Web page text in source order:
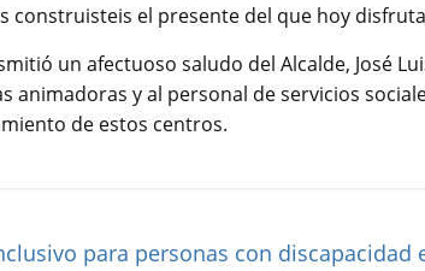
construisteis el presente del que hoy
un afectuoso saludo del Alcalde, José
animadoras y al personal de servicios
de estos centros.
para personas con discapacidad